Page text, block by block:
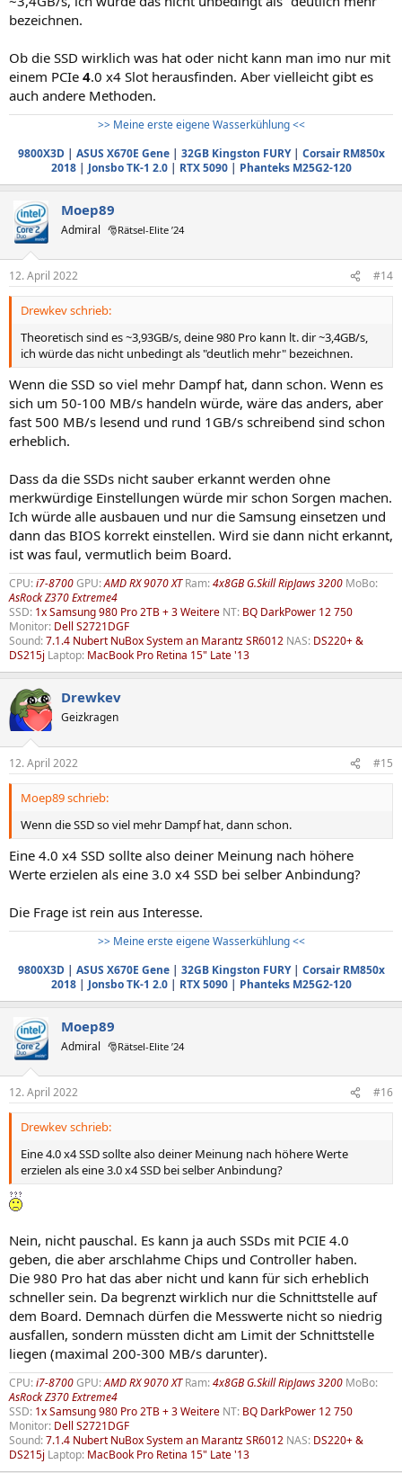
bezeichnen.
Ob die SSD wirklich was hat oder nicht kann man imo nur mit
einem PCIe 4.0 x4 Slot herausfinden. Aber vielleicht gibt es
auch andere Methoden.
>> Meine erste eigene Wasserkühlung <<
9800X3D| ASUS X670E Gene| 32GB Kingston FURY| Corsair RM850x
2018| Jonsbo TK-1 2.0| RTX 5090| Phanteks M25G2-120
Moep89
Admiral 🎅Rätsel-Elite ’24
12. April 2022 #14
Drewkev schrieb:
Theoretisch sind es ~3,93GB/s, deine 980 Pro kann lt. dir ~3,4GB/s,
ich würde das nicht unbedingt als "deutlich mehr" bezeichnen.
Wenn die SSD so viel mehr Dampf hat, dann schon. Wenn es
sich um 50-100 MB/s handeln würde, wäre das anders, aber
fast 500 MB/s lesend und rund 1GB/s schreibend sind schon
erheblich.
Dass da die SSDs nicht sauber erkannt werden ohne
merkwürdige Einstellungen würde mir schon Sorgen machen.
Ich würde alle ausbauen und nur die Samsung einsetzen und
dann das BIOS korrekt einstellen. Wird sie dann nicht erkannt,
ist was faul, vermutlich beim Board.
CPU:i7-8700GPU:AMD RX 9070 XTRam:4x8GB G.Skill RipJaws 3200 MoBo:
AsRock Z370 Extreme4
SSD: 1x Samsung 980 Pro 2TB + 3 Weitere NT: BQ DarkPower 12 750
Monitor: Dell S2721DGF
Sound:7.1.4 Nubert NuBox System an Marantz SR6012 NAS: DS220+ &
DS215j Laptop: MacBook Pro Retina 15" Late '13
Drewkev
Geizkragen
12. April 2022 #15
Moep89 schrieb:
Wenn die SSD so viel mehr Dampf hat, dann schon.
Eine 4.0 x4 SSD sollte also deiner Meinung nach höhere
Werte erzielen als eine 3.0 x4 SSD bei selber Anbindung?
Die Frage ist rein aus Interesse.
>> Meine erste eigene Wasserkühlung <<
9800X3D| ASUS X670E Gene| 32GB Kingston FURY| Corsair RM850x
2018| Jonsbo TK-1 2.0| RTX 5090| Phanteks M25G2-120
Moep89
Admiral 🎅Rätsel-Elite ’24
12. April 2022 #16
Drewkev schrieb:
Eine 4.0 x4 SSD sollte also deiner Meinung nach höhere Werte
erzielen als eine 3.0 x4 SSD bei selber Anbindung?
Nein, nicht pauschal. Es kann ja auch SSDs mit PCIE 4.0
geben, die aber arschlahme Chips und Controller haben.
Die 980 Pro hat das aber nicht und kann für sich erheblich
schneller sein. Da begrenzt wirklich nur die Schnittstelle auf
dem Board. Demnach dürfen die Messwerte nicht so niedrig
ausfallen, sondern müssten dicht am Limit der Schnittstelle
liegen (maximal 200-300 MB/s darunter).
CPU:i7-8700GPU:AMD RX 9070 XTRam:4x8GB G.Skill RipJaws 3200 MoBo:
AsRock Z370 Extreme4
SSD: 1x Samsung 980 Pro 2TB + 3 Weitere NT: BQ DarkPower 12 750
Monitor: Dell S2721DGF
Sound:7.1.4 Nubert NuBox System an Marantz SR6012 NAS: DS220+ &
DS215j Laptop: MacBook Pro Retina 15" Late '13